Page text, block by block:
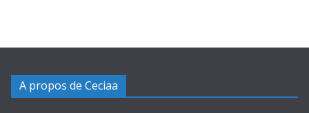
A propos de Ceciaa